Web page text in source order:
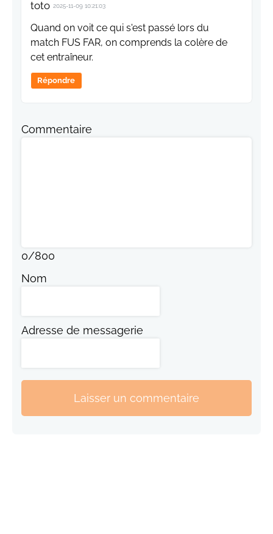
toto 2025-11-09 10:21:03
Quand on voit ce qui s'est passé lors du
match FUS FAR, on comprends la colère de
cet entraîneur.
Répondre
Commentaire
0/800
Nom
Adresse de messagerie
Laisser un commentaire